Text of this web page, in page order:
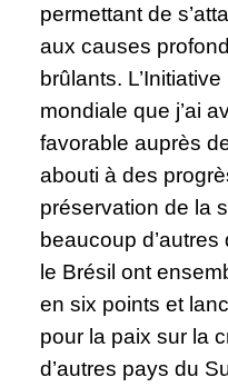
permettant de
aux causes
brûlants.
mondiale que j’ai
favorable auprès
abouti à des
préservation de la
beaucoup
le Brésil ont
en six points et
pour la paix sur la
d’autres pays du